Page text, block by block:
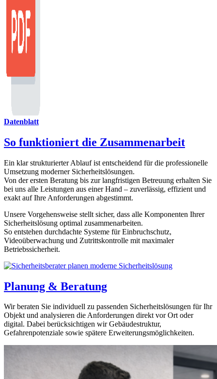
Datenblatt
So funktioniert die Zusammenarbeit
Ein klar strukturierter Ablauf ist entscheidend für die professionelle
Umsetzung moderner Sicherheitslösungen.
Von der ersten Beratung bis zur langfristigen Betreuung erhalten Sie
bei uns alle Leistungen aus einer Hand – zuverlässig, effizient und
exakt auf Ihre Anforderungen abgestimmt.
Unsere Vorgehensweise stellt sicher, dass alle Komponenten Ihrer
Sicherheitslösung optimal zusammenarbeiten.
So entstehen durchdachte Systeme für Einbruchschutz,
Videoüberwachung und Zutrittskontrolle mit maximaler
Betriebssicherheit.
Planung & Beratung
Wir beraten Sie individuell zu passenden Sicherheitslösungen für Ihr
Objekt und analysieren die Anforderungen direkt vor Ort oder
digital. Dabei berücksichtigen wir Gebäudestruktur,
Gefahrenpotenziale sowie spätere Erweiterungsmöglichkeiten.